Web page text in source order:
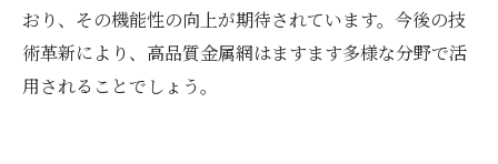
おり、その機能性の向上が期待されています。今後の技
術革新により、高品質金属網はますます多様な分野で活
用されることでしょう。